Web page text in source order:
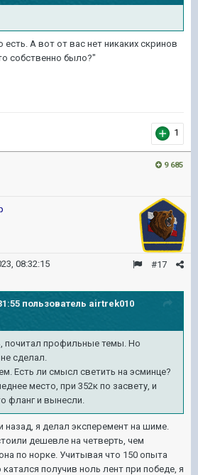
есть. А вот от вас нет никаких скринов
собственно было?"
1
9 685
#17
08:32:15
пользователь airtrek010
почитал профильные темы. Но
сделал.
Есть ли смысл светить на эсминце?
место, при 352к по засвету, и
фланг и вынесли.
назад, я делал эксперемент на шиме.
дешевле на четверть, чем
по норке. Учитывая что 150 опыта
получив ноль лент при победе, я